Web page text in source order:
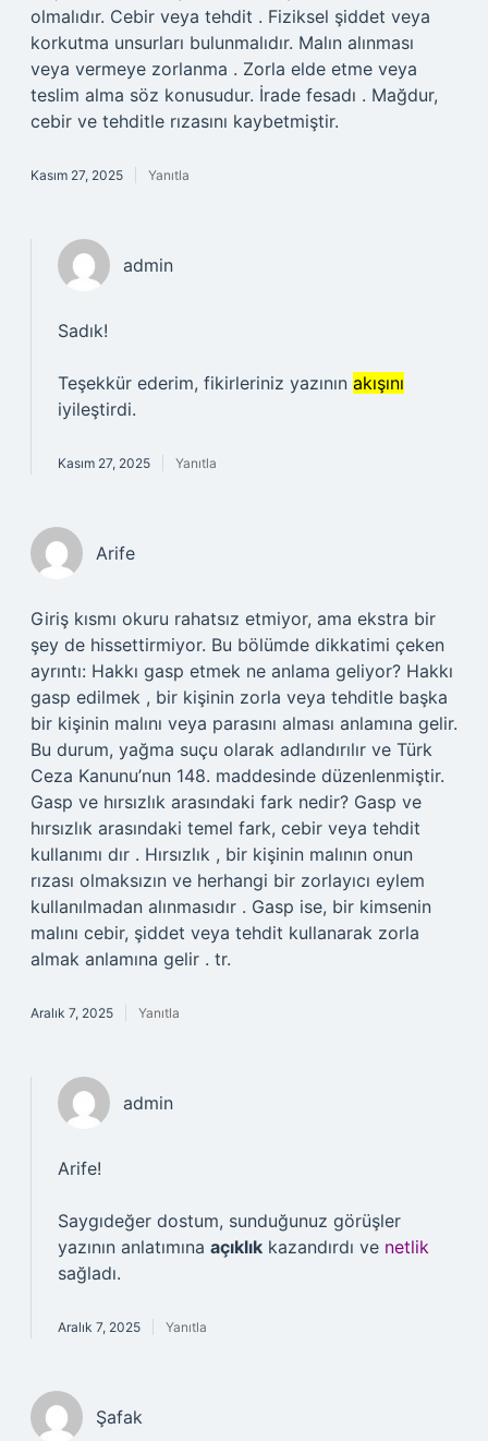
olmalıdır. Cebir veya tehdit . Fiziksel şiddet veya
korkutma unsurları bulunmalıdır. Malın alınması
veya vermeye zorlanma . Zorla elde etme veya
teslim alma söz konusudur. İrade fesadı . Mağdur,
cebir ve tehditle rızasını kaybetmiştir.
Kasım 27, 2025 Yanıtla
admin
Sadık!
Teşekkür ederim, fikirleriniz yazının akışını
iyileştirdi.
Kasım 27, 2025 Yanıtla
Arife
Giriş kısmı okuru rahatsız etmiyor, ama ekstra bir
şey de hissettirmiyor. Bu bölümde dikkatimi çeken
ayrıntı: Hakkı gasp etmek ne anlama geliyor? Hakkı
gasp edilmek , bir kişinin zorla veya tehditle başka
bir kişinin malını veya parasını alması anlamına gelir.
Bu durum, yağma suçu olarak adlandırılır ve Türk
Ceza Kanunu’nun 148. maddesinde düzenlenmiştir.
Gasp ve hırsızlık arasındaki fark nedir? Gasp ve
hırsızlık arasındaki temel fark, cebir veya tehdit
kullanımı dır . Hırsızlık , bir kişinin malının onun
rızası olmaksızın ve herhangi bir zorlayıcı eylem
kullanılmadan alınmasıdır . Gasp ise, bir kimsenin
malını cebir, şiddet veya tehdit kullanarak zorla
almak anlamına gelir . tr.
Aralık 7, 2025 Yanıtla
admin
Arife!
Saygıdeğer dostum, sunduğunuz görüşler
yazının anlatımına açıklık kazandırdı ve netlik
sağladı.
Aralık 7, 2025 Yanıtla
Şafak